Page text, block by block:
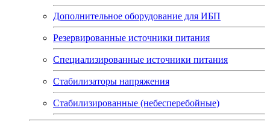
Дополнительное оборудование для ИБП
Резервированные источники питания
Специализированные источники питания
Стабилизаторы напряжения
Стабилизированные (небесперебойные)